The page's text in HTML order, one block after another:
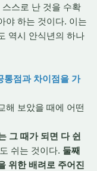
스로 난 것을 수확
야 하는 것이다. 이는
역시 안식년의 하나
통점과 차이점을 가
해 보았을 때에 어떤
그 때가 되면 다 쉰
쉬는 것이다. 둘째
위한 배려로 주어진